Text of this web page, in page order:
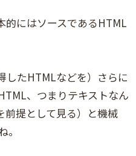
的にはソースであるHTML
したHTMLなどを）さらに
、つまりテキストなん
前提として見る）と機械